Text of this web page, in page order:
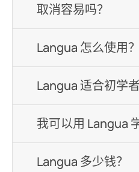
取消容易吗？
Langua 怎么使用？
Langua 适合初学者
我可以用 Langua
Langua 多少钱？